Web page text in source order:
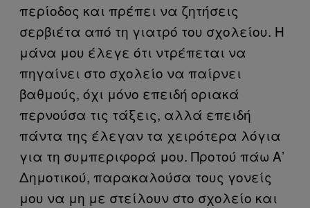
περίοδος και πρέπει να ζητήσεις
σερβιέτα από τη γιατρό του σχολείου. Η
μάνα μου έλεγε ότι ντρέπεται να
πηγαίνει στο σχολείο να παίρνει
βαθμούς, όχι μόνο επειδή οριακά
περνούσα τις τάξεις, αλλά επειδή
πάντα της έλεγαν τα χειρότερα λόγια
για τη συμπεριφορά μου. Προτού πάω Α’
Δημοτικού, παρακαλούσα τους γονείς
μου να μη με στείλουν στο σχολείο και